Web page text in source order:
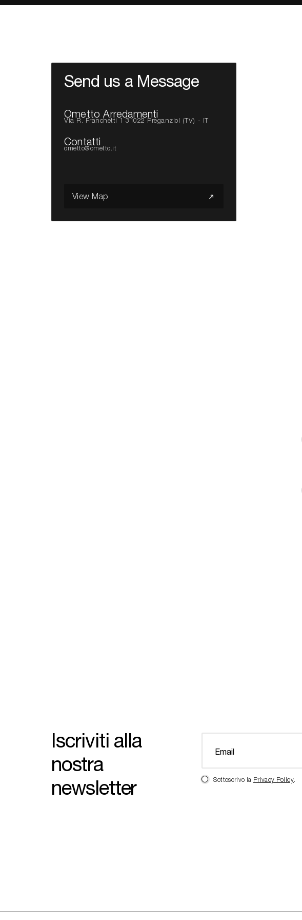
Send us a Message
Ometto Arredamenti
Via R. Franchetti 1 31022 Preganziol (TV) - IT
Contatti
ometto@ometto.it
View Map
Iscriviti alla
nostra
newsletter
Sottoscrivo la Privacy Policy.